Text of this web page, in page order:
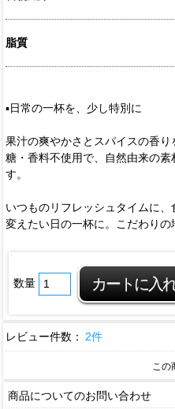
脂質
▪️日常の一杯を、少し特別に
果汁の爽やかさとスパイスの香
糖・香料不使用で、自然由来の
す。
いつものリフレッシュタイムに
変えたい日の一杯に。こだわりの
数量
レビュー件数： 2件
この
商品についてのお問い合わせ